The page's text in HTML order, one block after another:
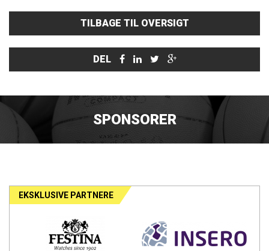
TILBAGE TIL OVERSIGT
DEL
SPONSORER
EKSKLUSIVE PARTNERE